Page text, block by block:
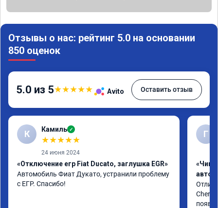
Отзывы о нас: рейтинг 5.0 на основании
850 оценок
5.0 из 5★★★★★ Avito Оставить отзыв
К Камиль ✓
★★★★★
24 июня 2024
«Отключение егр Fiat Ducato, заглушка EGR»
Автомобиль Фиат Дукато, устранили проблему
с ЕГР. Спасибо!
Г
«Чип
Chery